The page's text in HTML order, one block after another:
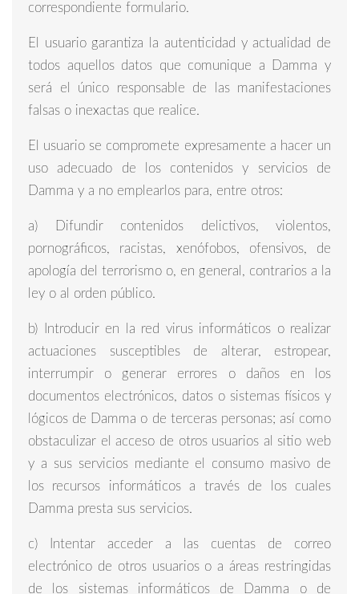
correspondiente formulario.
El usuario garantiza la autenticidad y actualidad de
todos aquellos datos que comunique a Damma y
será el único responsable de las manifestaciones
falsas o inexactas que realice.
El usuario se compromete expresamente a hacer un
uso adecuado de los contenidos y servicios de
Damma y a no emplearlos para, entre otros:
a) Difundir contenidos delictivos, violentos,
pornográficos, racistas, xenófobos, ofensivos, de
apología del terrorismo o, en general, contrarios a la
ley o al orden público.
b) Introducir en la red virus informáticos o realizar
actuaciones susceptibles de alterar, estropear,
interrumpir o generar errores o daños en los
documentos electrónicos, datos o sistemas físicos y
lógicos de Damma o de terceras personas; así como
obstaculizar el acceso de otros usuarios al sitio web
y a sus servicios mediante el consumo masivo de
los recursos informáticos a través de los cuales
Damma presta sus servicios.
c) Intentar acceder a las cuentas de correo
electrónico de otros usuarios o a áreas restringidas
de los sistemas informáticos de Damma o de